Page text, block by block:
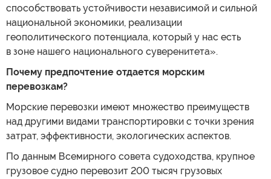
способствовать устойчивости независимой и сильной
национальной экономики, реализации
геополитического потенциала, который у нас есть
в зоне нашего национального суверенитета».
Почему предпочтение отдается морским
перевозкам?
Морские перевозки имеют множество преимуществ
над другими видами транспортировки с точки зрения
затрат, эффективности, экологических аспектов.
По данным Всемирного совета судоходства, крупное
грузовое судно перевозит 200 тысяч грузовых